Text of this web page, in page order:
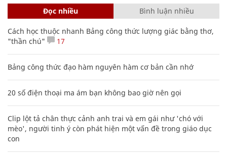
Đọc nhiều Bình luận nhiều
Cách học thuộc nhanh Bảng công thức lượng giác bằng thơ,
"thần chú"
17
Bảng công thức đạo hàm nguyên hàm cơ bản cần nhớ
20 số điện thoại ma ám bạn không bao giờ nên gọi
Clip lột tả chân thực cảnh anh trai và em gái như 'chó với
mèo', người tinh ý còn phát hiện một vấn đề trong giáo dục
con